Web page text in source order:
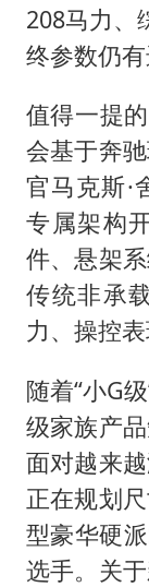
208马力、
终参数仍有
值得一提
会基于奔
官马克斯·
专属架构
件、悬架
传统非承
力、操控
随着“小G
级家族产
面对越来
正在规划
型豪华硬
选手。关